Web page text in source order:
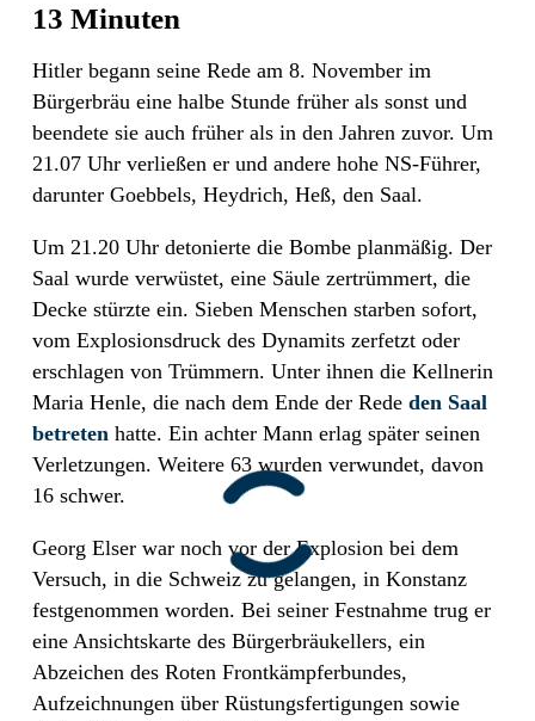
13 Minuten
Hitler begann seine Rede am 8. November im
Bürgerbräu eine halbe Stunde früher als sonst und
beendete sie auch früher als in den Jahren zuvor. Um
21.07 Uhr verließen er und andere hohe NS-Führer,
darunter Goebbels, Heydrich, Heß, den Saal.
Um 21.20 Uhr detonierte die Bombe planmäßig. Der
Saal wurde verwüstet, eine Säule zertrümmert, die
Decke stürzte ein. Sieben Menschen starben sofort,
vom Explosionsdruck des Dynamits zerfetzt oder
erschlagen von Trümmern. Unter ihnen die Kellnerin
Maria Henle, die nach dem Ende der Rede den Saal
betreten hatte. Ein achter Mann erlag später seinen
Verletzungen. Weitere 63 wurden verwundet, davon
16 schwer.
Georg Elser war noch vor der Explosion bei dem
Versuch, in die Schweiz zu gelangen, in Konstanz
festgenommen worden. Bei seiner Festnahme trug er
eine Ansichtskarte des Bürgerbräukellers, ein
Abzeichen des Roten Frontkämpferbundes,
Aufzeichnungen über Rüstungsfertigungen sowie